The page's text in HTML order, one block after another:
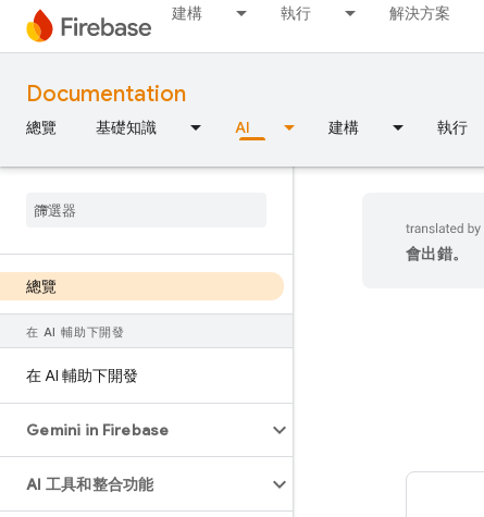
建構 執行 解決方案
Documentation
總覽 基礎知識 AI 建構 執行
總覽
在 AI 輔助下開發
在 AI 輔助下開發
Gemini in Firebase
AI 工具和整合功能
會出錯。